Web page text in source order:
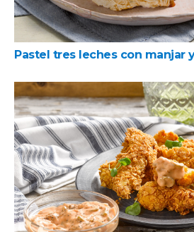
Pastel tres leches con manjar